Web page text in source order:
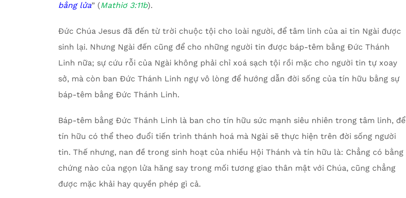
bằng lửa” (Mathiơ 3:11b).
Đức Chúa Jesus đã đến từ trời chuộc tội cho loài người, để tâm linh của ai tin Ngài được
sinh lại. Nhưng Ngài đến cũng để cho những người tin được báp-têm bằng Đức Thánh
Linh nữa; sự cứu rỗi của Ngài không phải chỉ xoá sạch tội rồi mặc cho người tin tự xoay
sở, mà còn ban Đức Thánh Linh ngự vô lòng để hướng dẫn đời sống của tín hữu bằng sự
báp-têm bằng Đức Thánh Linh.
Báp-têm bằng Đức Thánh Linh là ban cho tín hữu sức mạnh siêu nhiên trong tâm linh, để
tín hữu có thể theo đuổi tiến trình thánh hoá mà Ngài sẽ thực hiện trên đời sống người
tin. Thế nhưng, nan đề trong sinh hoạt của nhiều Hội Thánh và tín hữu là: Chẳng có bằng
chứng nào của ngọn lửa hăng say trong mối tương giao thân mật với Chúa, cũng chẳng
được mặc khải hay quyền phép gì cả.